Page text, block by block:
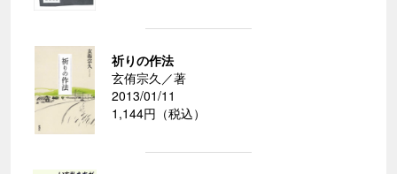
祈りの作法
玄侑宗久／著
2013/01/11
1,144円（税込）